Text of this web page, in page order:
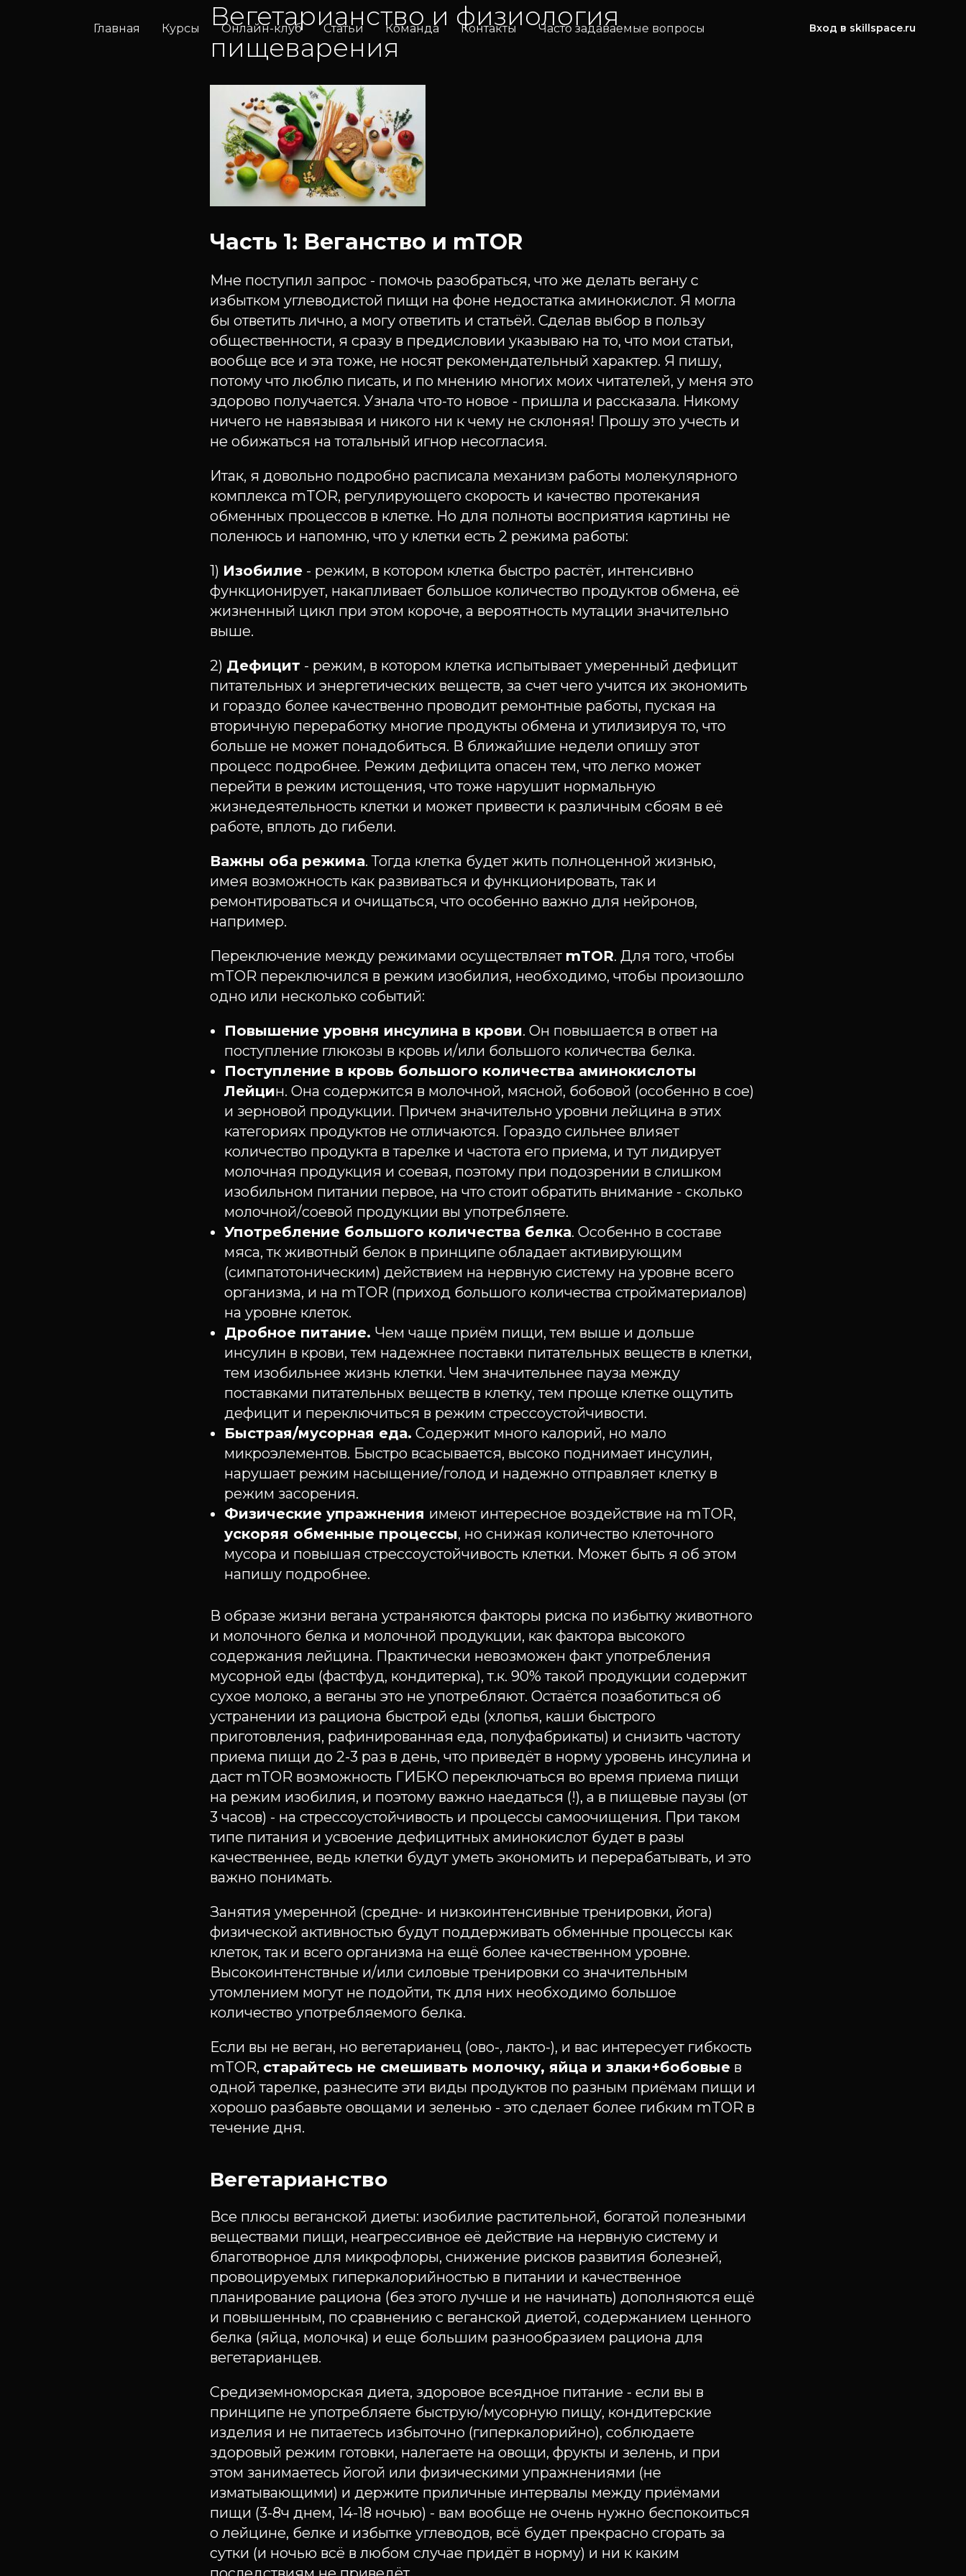
Главная Курсы Онлайн-клуб Статьи Команда Контакты Часто задаваемые вопросы Вход в skillspace.ru
Вегетарианство и физиология
пищеварения
Часть 1: Веганство и mTOR
Мне поступил запрос - помочь разобраться, что же делать вегану с
избытком углеводистой пищи на фоне недостатка аминокислот. Я могла
бы ответить лично, а могу ответить и статьёй. Сделав выбор в пользу
общественности, я сразу в предисловии указываю на то, что мои статьи,
вообще все и эта тоже, не носят рекомендательный характер. Я пишу,
потому что люблю писать, и по мнению многих моих читателей, у меня это
здорово получается. Узнала что-то новое - пришла и рассказала. Никому
ничего не навязывая и никого ни к чему не склоняя! Прошу это учесть и
не обижаться на тотальный игнор несогласия.
Итак, я довольно подробно расписала механизм работы молекулярного
комплекса mTOR, регулирующего скорость и качество протекания
обменных процессов в клетке. Но для полноты восприятия картины не
поленюсь и напомню, что у клетки есть 2 режима работы:
1) Изобилие - режим, в котором клетка быстро растёт, интенсивно
функционирует, накапливает большое количество продуктов обмена, её
жизненный цикл при этом короче, а вероятность мутации значительно
выше.
2) Дефицит - режим, в котором клетка испытывает умеренный дефицит
питательных и энергетических веществ, за счет чего учится их экономить
и гораздо более качественно проводит ремонтные работы, пуская на
вторичную переработку многие продукты обмена и утилизируя то, что
больше не может понадобиться. В ближайшие недели опишу этот
процесс подробнее. Режим дефицита опасен тем, что легко может
перейти в режим истощения, что тоже нарушит нормальную
жизнедеятельность клетки и может привести к различным сбоям в её
работе, вплоть до гибели.
Важны оба режима. Тогда клетка будет жить полноценной жизнью,
имея возможность как развиваться и функционировать, так и
ремонтироваться и очищаться, что особенно важно для нейронов,
например.
Переключение между режимами осуществляет mTOR. Для того, чтобы
mTOR переключился в режим изобилия, необходимо, чтобы произошло
одно или несколько событий:
Повышение уровня инсулина в крови. Он повышается в ответ на
поступление глюкозы в кровь и/или большого количества белка.
Поступление в кровь большого количества аминокислоты
Лейцин. Она содержится в молочной, мясной, бобовой (особенно в сое)
и зерновой продукции. Причем значительно уровни лейцина в этих
категориях продуктов не отличаются. Гораздо сильнее влияет
количество продукта в тарелке и частота его приема, и тут лидирует
молочная продукция и соевая, поэтому при подозрении в слишком
изобильном питании первое, на что стоит обратить внимание - сколько
молочной/соевой продукции вы употребляете.
Употребление большого количества белка. Особенно в составе
мяса, тк животный белок в принципе обладает активирующим
(симпатотоническим) действием на нервную систему на уровне всего
организма, и на mTOR (приход большого количества стройматериалов)
на уровне клеток.
Дробное питание. Чем чаще приём пищи, тем выше и дольше
инсулин в крови, тем надежнее поставки питательных веществ в клетки,
тем изобильнее жизнь клетки. Чем значительнее пауза между
поставками питательных веществ в клетку, тем проще клетке ощутить
дефицит и переключиться в режим стрессоустойчивости.
Быстрая/мусорная еда. Содержит много калорий, но мало
микроэлементов. Быстро всасывается, высоко поднимает инсулин,
нарушает режим насыщение/голод и надежно отправляет клетку в
режим засорения.
Физические упражнения имеют интересное воздействие на mTOR,
ускоряя обменные процессы, но снижая количество клеточного
мусора и повышая стрессоустойчивость клетки. Может быть я об этом
напишу подробнее.
В образе жизни вегана устраняются факторы риска по избытку животного
и молочного белка и молочной продукции, как фактора высокого
содержания лейцина. Практически невозможен факт употребления
мусорной еды (фастфуд, кондитерка), т.к. 90% такой продукции содержит
сухое молоко, а веганы это не употребляют. Остаётся позаботиться об
устранении из рациона быстрой еды (хлопья, каши быстрого
приготовления, рафинированная еда, полуфабрикаты) и снизить частоту
приема пищи до 2-3 раз в день, что приведёт в норму уровень инсулина и
даст mTOR возможность ГИБКО переключаться во время приема пищи
на режим изобилия, и поэтому важно наедаться (!), а в пищевые паузы (от
3 часов) - на стрессоустойчивость и процессы самоочищения. При таком
типе питания и усвоение дефицитных аминокислот будет в разы
качественнее, ведь клетки будут уметь экономить и перерабатывать, и это
важно понимать.
Занятия умеренной (средне- и низкоинтенсивные тренировки, йога)
физической активностью будут поддерживать обменные процессы как
клеток, так и всего организма на ещё более качественном уровне.
Высокоинтенствные и/или силовые тренировки со значительным
утомлением могут не подойти, тк для них необходимо большое
количество употребляемого белка.
Если вы не веган, но вегетарианец (ово-, лакто-), и вас интересует гибкость
mTOR, старайтесь не смешивать молочку, яйца и злаки+бобовые в
одной тарелке, разнесите эти виды продуктов по разным приёмам пищи и
хорошо разбавьте овощами и зеленью - это сделает более гибким mTOR в
течение дня.
Вегетарианство
Все плюсы веганской диеты: изобилие растительной, богатой полезными
веществами пищи, неагрессивное её действие на нервную систему и
благотворное для микрофлоры, снижение рисков развития болезней,
провоцируемых гиперкалорийностью в питании и качественное
планирование рациона (без этого лучше и не начинать) дополняются ещё
и повышенным, по сравнению с веганской диетой, содержанием ценного
белка (яйца, молочка) и еще большим разнообразием рациона для
вегетарианцев.
Средиземноморская диета, здоровое всеядное питание - если вы в
принципе не употребляете быструю/мусорную пищу, кондитерские
изделия и не питаетесь избыточно (гиперкалорийно), соблюдаете
здоровый режим готовки, налегаете на овощи, фрукты и зелень, и при
этом занимаетесь йогой или физическими упражнениями (не
изматывающими) и держите приличные интервалы между приёмами
пищи (3-8ч днем, 14-18 ночью) - вам вообще не очень нужно беспокоиться
о лейцине, белке и избытке углеводов, всё будет прекрасно сгорать за
сутки (и ночью всё в любом случае придёт в норму) и ни к каким